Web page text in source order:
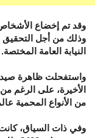
وقد تم إخضاع الأشخاص
وذلك من أجل التحقيق
النيابة العامة المختصة.
واستفحلت ظاهرة صيد
الأخيرة، على الرغم
من الأنواع المحمية
وفي ذات السياق،